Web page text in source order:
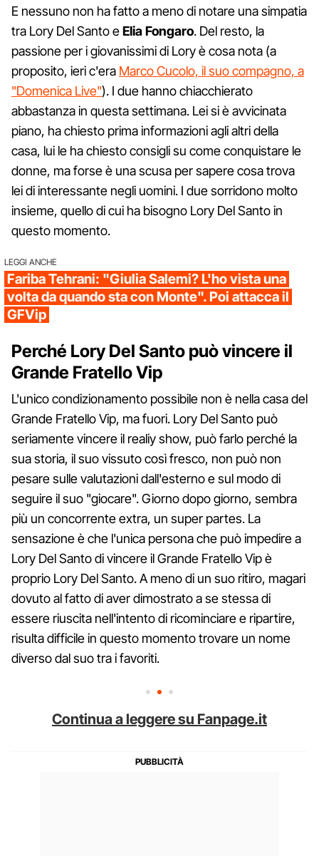
E nessuno non ha fatto a meno di notare una simpatia
tra Lory Del Santo eEliaFongaro. Del resto, la
passione per i giovanissimi di Lory è cosa nota (a
proposito, ieri c'era Marco Cucolo, il suo compagno, a
"Domenica Live"). I due hanno chiacchierato
abbastanza in questa settimana. Lei si è avvicinata
piano, ha chiesto prima informazioni agli altri della
casa, lui le ha chiesto consigli su come conquistare le
donne, ma forse è una scusa per sapere cosa trova
lei di interessante negli uomini. I due sorridono molto
insieme, quello di cui ha bisogno Lory Del Santo in
questo momento.
LEGGI ANCHE
Fariba Tehrani: "Giulia Salemi? L'ho vista una
volta da quando sta con Monte". Poi attacca il
GFVip
Perché Lory Del Santo può vincere il
Grande Fratello Vip
L'unico condizionamento possibile non è nella casa del
Grande Fratello Vip, ma fuori. Lory Del Santo può
seriamente vincere il realiy show, può farlo perché la
sua storia, il suo vissuto così fresco, non può non
pesare sulle valutazioni dall'esterno e sul modo di
seguire il suo "giocare". Giorno dopo giorno, sembra
più un concorrente extra, un super partes. La
sensazione è che l'unica persona che può impedire a
Lory Del Santo di vincere il Grande Fratello Vip è
proprio Lory Del Santo. A meno di un suo ritiro, magari
dovuto al fatto di aver dimostrato a se stessa di
essere riuscita nell'intento di ricominciare e ripartire,
risulta difficile in questo momento trovare un nome
diverso dal suo tra i favoriti.
Continua a leggere su Fanpage.it